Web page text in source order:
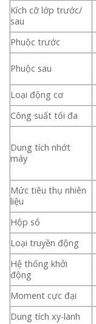
Kích cỡ lớp trước/
sau
Phuộc trước
Phuộc sau
Loại động cơ
Công suất tối đa
Dung tích nhớt
máy
Mức tiêu thụ nhiên
liệu
Hộp số
Loại truyền động
Hệ thống khởi
động
Moment cực đại
Dung tích xy-lanh